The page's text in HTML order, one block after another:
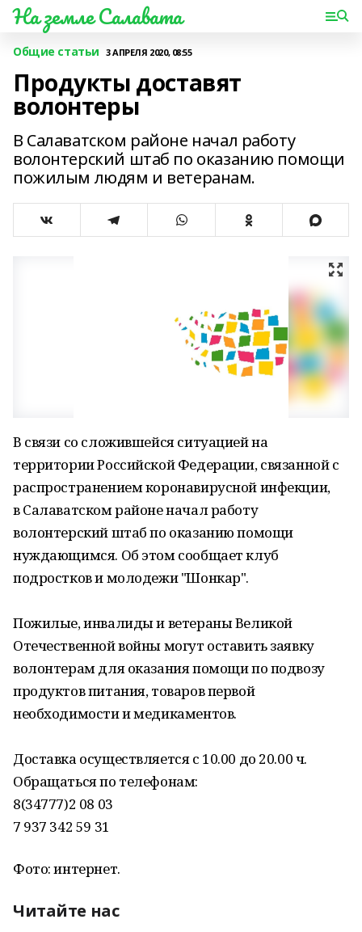
На земле Салавата
Общие статьи 3 АПРЕЛЯ 2020, 08:55
Продукты доставят
волонтеры
В Салаватском районе начал работу
волонтерский штаб по оказанию помощи
пожилым людям и ветеранам.
В связи со сложившейся ситуацией на
территории Российской Федерации, связанной с
распространением коронавирусной инфекции,
в Салаватском районе начал работу
волонтерский штаб по оказанию помощи
нуждающимся. Об этом сообщает клуб
подростков и молодежи "Шонкар".
Пожилые, инвалиды и ветераны Великой
Отечественной войны могут оставить заявку
волонтерам для оказания помощи по подвозу
продуктов питания, товаров первой
необходимости и медикаментов.
Доставка осуществляется с 10.00 до 20.00 ч.
Обращаться по телефонам:
8(34777)2 08 03
7 937 342 59 31
Фото: интернет.
Читайте нас